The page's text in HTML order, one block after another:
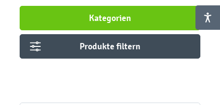
Kategorien
Produkte filtern